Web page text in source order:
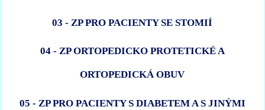
03 - ZP PRO PACIENTY SE STOMIÍ
04 - ZP ORTOPEDICKO PROTETICKÉ A
ORTOPEDICKÁ OBUV
05 - ZP PRO PACIENTY S DIABETEM A S JINÝMI